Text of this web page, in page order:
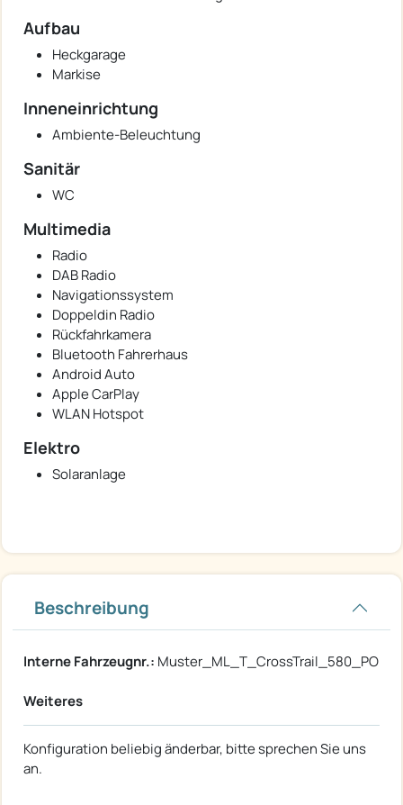
Aufbau
Heckgarage
Markise
Inneneinrichtung
Ambiente-Beleuchtung
Sanitär
WC
Multimedia
Radio
DAB Radio
Navigationssystem
Doppeldin Radio
Rückfahrkamera
Bluetooth Fahrerhaus
Android Auto
Apple CarPlay
WLAN Hotspot
Elektro
Solaranlage
Beschreibung
Interne Fahrzeugnr.: Muster_ML_T_CrossTrail_580_PO
Weiteres
Konfiguration beliebig änderbar, bitte sprechen Sie uns
an.